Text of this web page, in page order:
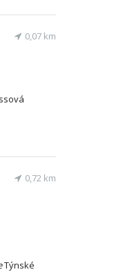
0,07 km
0,72 km
Týnské